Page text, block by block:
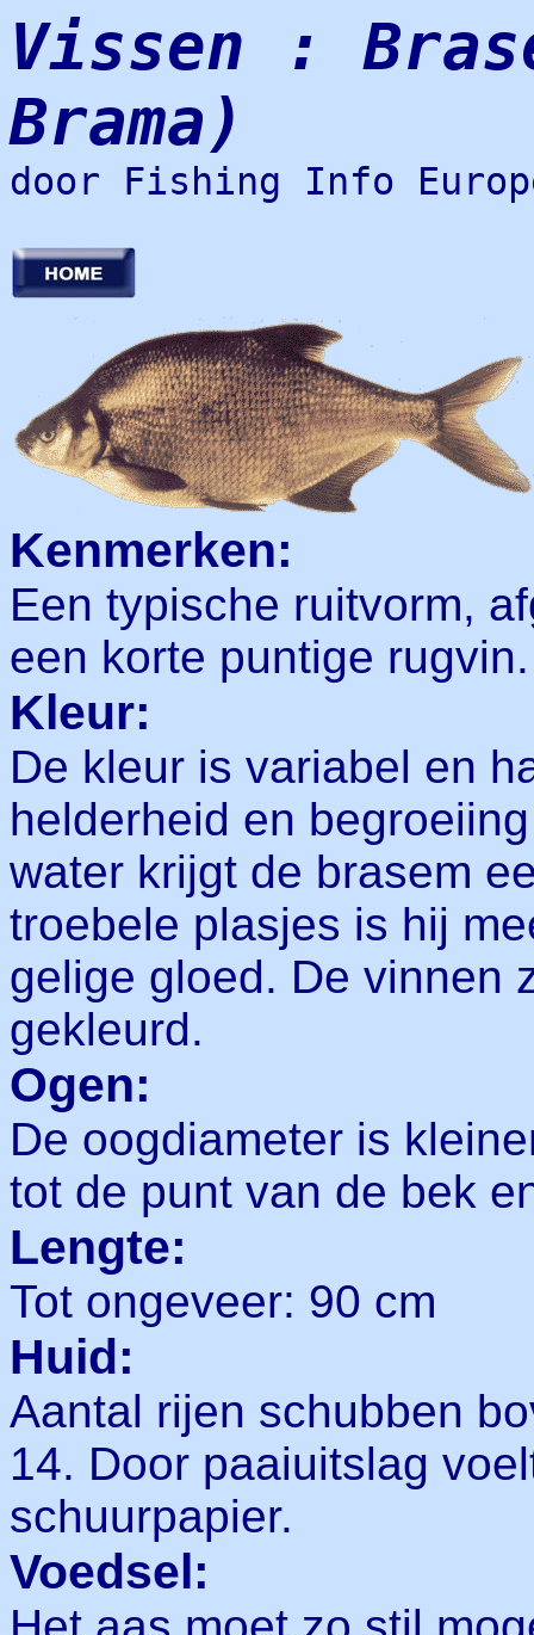
Vissen :
Brama)
door Fishing Info
Kenmerken:
Een typische ruitvorm,
een korte puntige rugvin.
Kleur:
De kleur is variabel en
helderheid en
water krijgt de brasem
troebele plasjes is hij
gelige gloed. De vinnen
gekleurd.
Ogen:
De oogdiameter is
tot de punt van de bek
Lengte:
Tot ongeveer: 90 cm
Huid:
Aantal rijen schubben
14. Door paaiuitslag
schuurpapier.
Voedsel: